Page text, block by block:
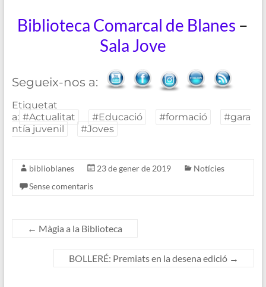
Biblioteca Comarcal de Blanes –
Sala Jove
Segueix-nos a:
Etiquetat
a: #Actualitat #Educació #formació
#gara
ntía juvenil
#Joves
biblioblanes 23 de gener de 2019
Notícies
Sense comentaris
← Màgia a la Biblioteca
BOLLERÉ: Premiats en la desena edició →